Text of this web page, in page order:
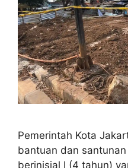
Pemerintah Kota
bantuan dan
berinisial I (4 tahun)